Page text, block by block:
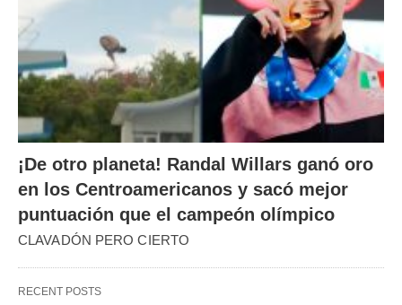
¡De otro planeta! Randal Willars ganó oro
en los Centroamericanos y sacó mejor
puntuación que el campeón olímpico
CLAVADÓN PERO CIERTO
RECENT POSTS